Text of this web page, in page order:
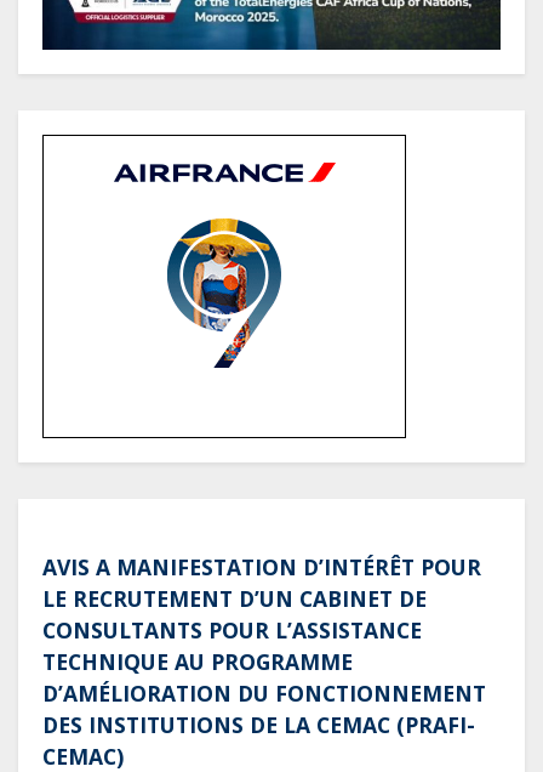
AVIS A MANIFESTATION D’INTÉRÊT POUR
LE RECRUTEMENT D’UN CABINET DE
CONSULTANTS POUR L’ASSISTANCE
TECHNIQUE AU PROGRAMME
D’AMÉLIORATION DU FONCTIONNEMENT
DES INSTITUTIONS DE LA CEMAC (PRAFI-
CEMAC)